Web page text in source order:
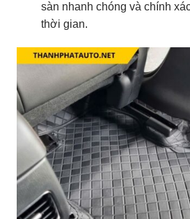
sàn nhanh chóng và chính
thời gian.